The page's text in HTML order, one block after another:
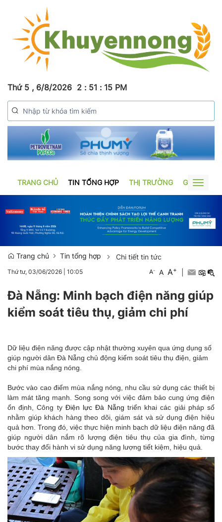
Thứ 5 , 6/8/2026 2 : 51 : 16 PM
TRANG CHỦ TIN TỔNG HỢP THỊ TRƯỜNG GƯƠNG
Toggle
Trang chủ Tin tổng hợp Chi tiết tin tức
Thứ tư, 03/06/2026 10:05 A- A A+
Đà Nẵng: Minh bạch điện năng giúp
kiểm soát tiêu thụ, giảm chi phí
Dữ liệu điện năng được cập nhật thường xuyên qua ứng dụng số
giúp người dân Đà Nẵng chủ động kiểm soát tiêu thụ điện, giảm
chi phí mùa nắng nóng.
Bước vào cao điểm mùa nắng nóng, nhu cầu sử dụng các thiết bị
làm mát tăng mạnh. Song song với việc đảm bảo cung ứng điện
ổn định, Công ty Điện lực Đà Nẵng triển khai các giải pháp số
nhằm giúp khách hàng theo dõi, giám sát và sử dụng điện hiệu
quả hơn. Trong đó, việc thực hiện minh bạch dữ liệu điện năng đã
giúp người dân nắm rõ lượng điện tiêu thụ của gia đình, từng
bước thay đổi hành vi sử dụng năng lượng tiết kiệm, hiệu quả.